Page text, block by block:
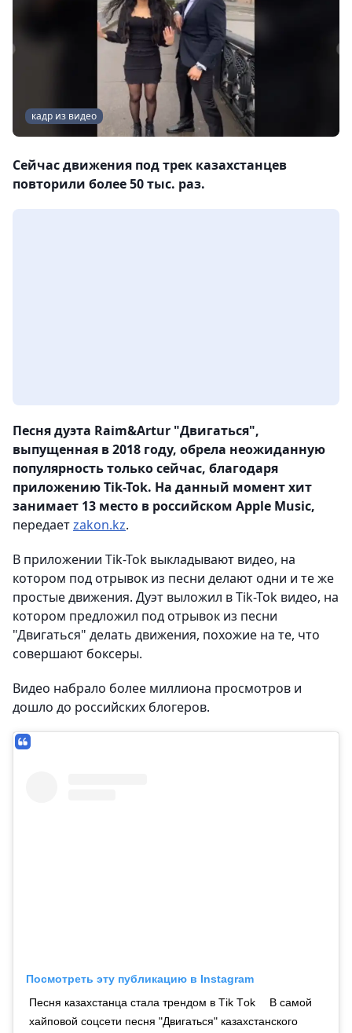
кадр из видео
Сейчас движения под трек казахстанцев
повторили более 50 тыс. раз.
Песня дуэта Raim&Artur "Двигаться",
выпущенная в 2018 году, обрела неожиданную
популярность только сейчас, благодаря
приложению Tik-Tok. На данный момент хит
занимает 13 место в российском Apple Music,
передаетzakon.kz.
В приложении Tik-Tok выкладывают видео, на
котором под отрывок из песни делают одни и те же
простые движения. Дуэт выложил в Tik-Tok видео, на
котором предложил под отрывок из песни
"Двигаться" делать движения, похожие на те, что
совершают боксеры.
Видео набрало более миллиона просмотров и
дошло до российских блогеров.
Посмотреть эту публикацию в Instagram
Песня казахстанца стала трендом в Тik Тok ⠀ В самой
хайповой соцсети песня "Двигаться" казахстанского